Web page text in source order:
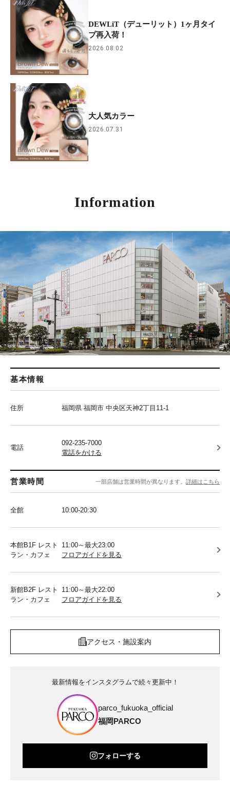
DEWLiT（デューリット）1ヶ月タイ
プ再入荷！
2026.08.02
大人気カラー
2026.07.31
Information
基本情報
住所 福岡県 福岡市 中央区天神2丁目11-1
電話
092-235-7000
電話をかける
営業時間 一部店舗は営業時間が異なります。 詳細はこちら
全館 10:00-20:30
本館B1F レスト
ラン・カフェ
11:00～最大23:00
フロアガイドを見る
新館B2F レスト
ラン・カフェ
11:00～最大22:00
フロアガイドを見る
アクセス・施設案内
最新情報をインスタグラムで続々更新中！
parco_fukuoka_official
福岡PARCO
フォローする